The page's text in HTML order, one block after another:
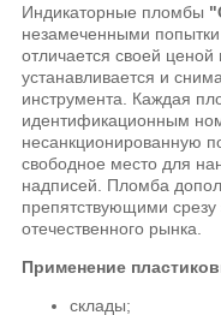
Индикаторные пломбы
незамеченными
отличается своей
устанавливается и
инструмента. Каждая
идентификационным
несанкционированную
свободное место для
надписей. Пломба
препятствующими
отечественного рынка.
Применение
склады;